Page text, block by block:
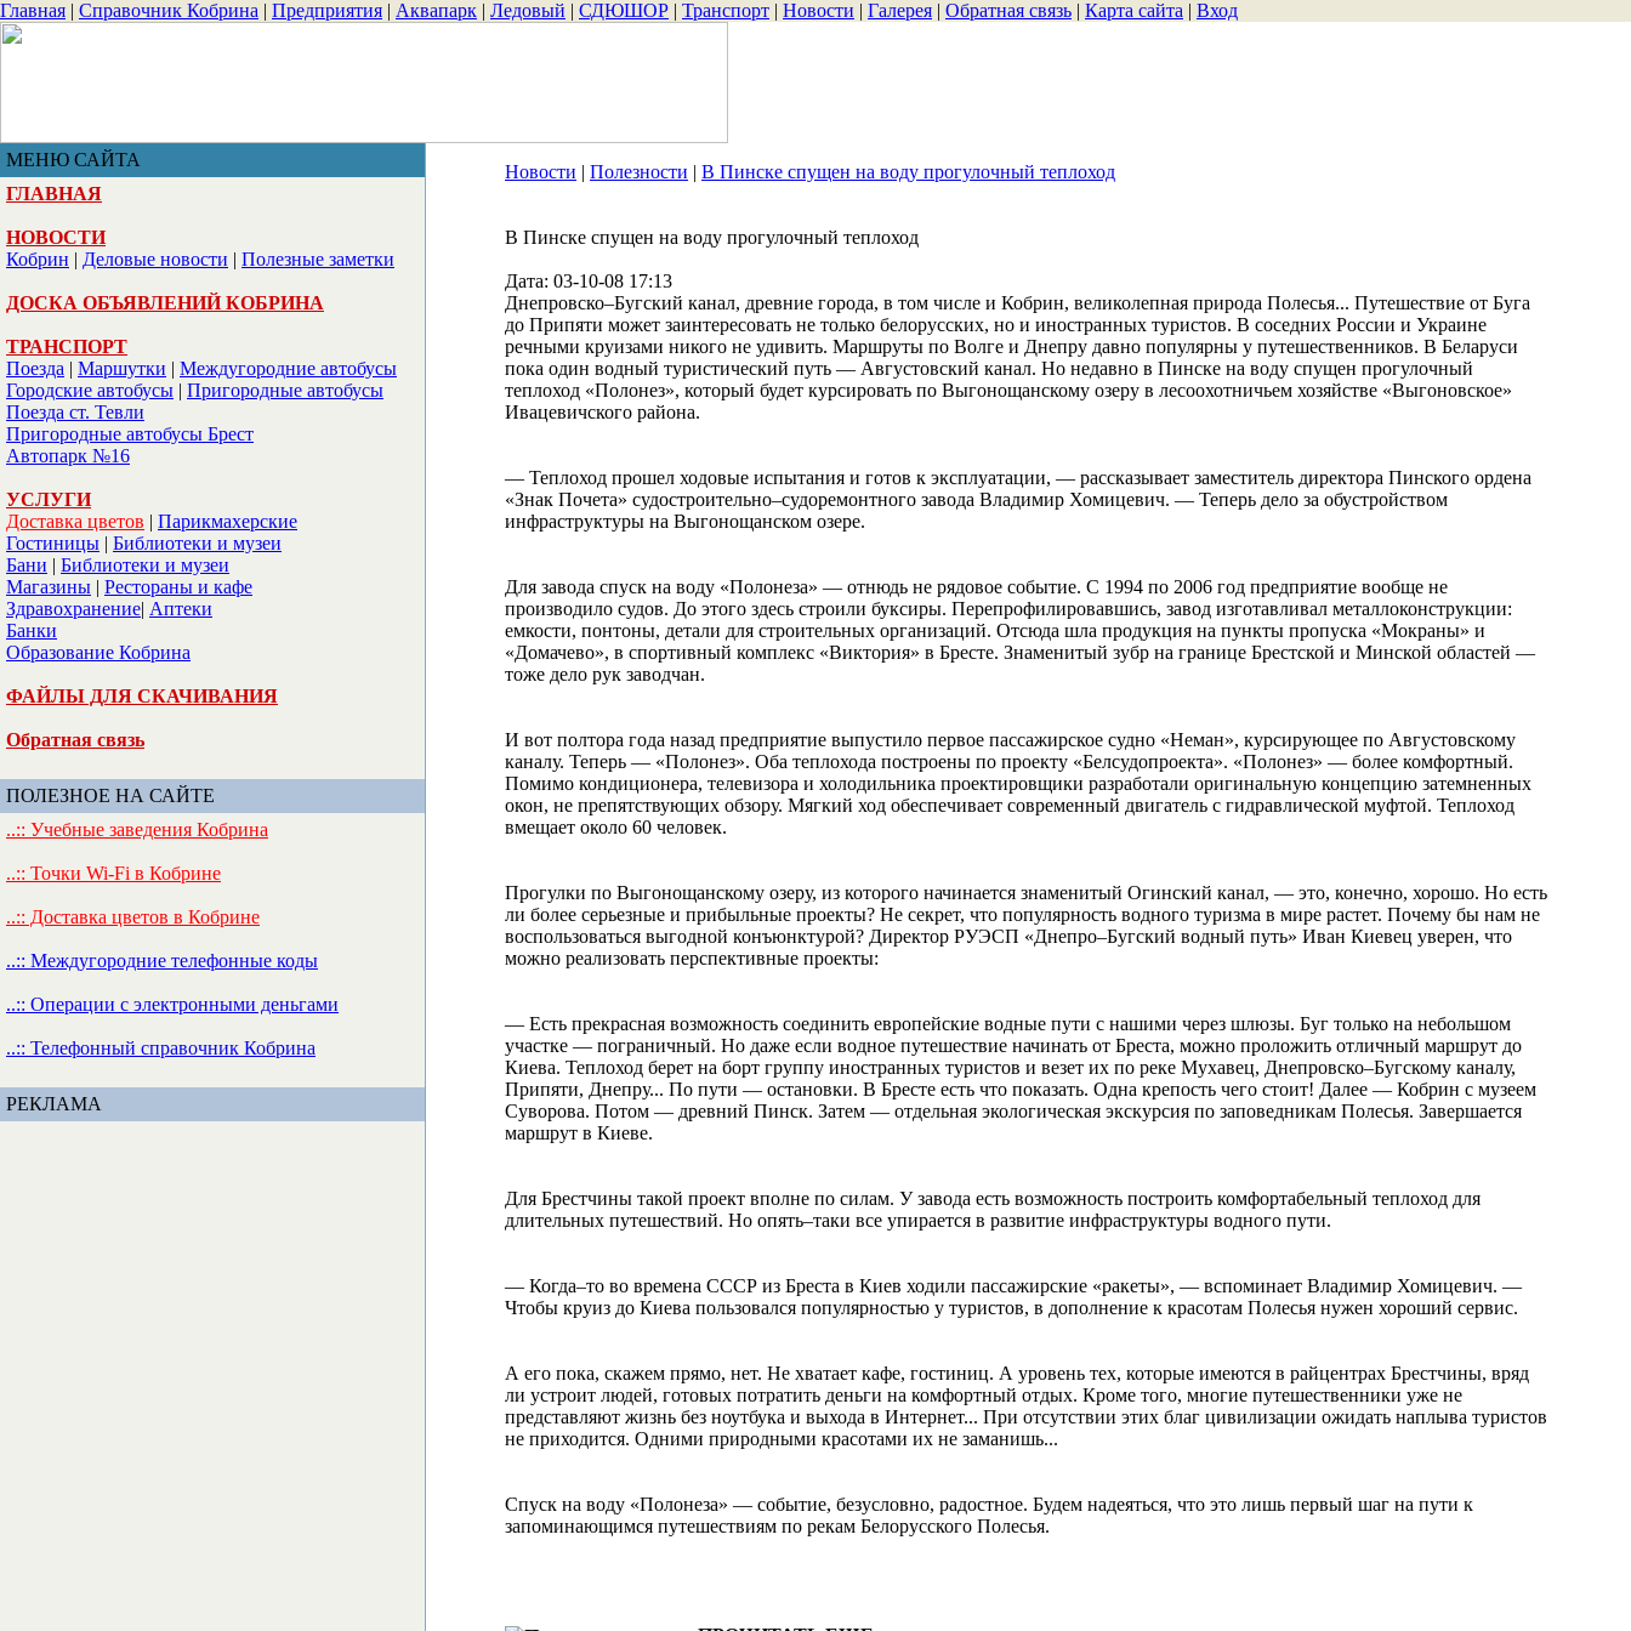
Главная | Справочник Кобрина | Предприятия | Аквапарк | Ледовый | СДЮШОР | Транспорт | Новости | Галерея | Обратная связь | Карта сайта | Вход
МЕНЮ САЙТА
ГЛАВНАЯ
НОВОСТИ
Кобрин | Деловые новости | Полезные заметки
ДОСКА ОБЪЯВЛЕНИЙ КОБРИНА
ТРАНСПОРТ
Поезда | Маршутки | Междугородние автобусы
Городские автобусы | Пригородные автобусы
Поезда ст. Тевли
Пригородные автобусы Брест
Автопарк №16
УСЛУГИ
Доставка цветов | Парикмахерские
Гостиницы | Библиотеки и музеи
Бани | Библиотеки и музеи
Магазины | Рестораны и кафе
Здравохранение| Аптеки
Банки
Образование Кобрина
ФАЙЛЫ ДЛЯ СКАЧИВАНИЯ
Обратная связь
ПОЛЕЗНОЕ НА САЙТЕ
..:: Учебные заведения Кобрина
..:: Точки Wi-Fi в Кобрине
..:: Доставка цветов в Кобрине
..:: Междугородние телефонные коды
..:: Операции с электронными деньгами
..:: Телефонный справочник Кобрина
РЕКЛАМА
Новости | Полезности | В Пинске спущен на воду прогулочный теплоход
В Пинске спущен на воду прогулочный теплоход
Дата: 03-10-08 17:13
Днепровско–Бугский канал, древние города, в том числе и Кобрин, великолепная природа Полесья... Путешествие от Буга
до Припяти может заинтересовать не только белорусских, но и иностранных туристов. В соседних России и Украине
речными круизами никого не удивить. Маршруты по Волге и Днепру давно популярны у путешественников. В Беларуси
пока один водный туристический путь — Августовский канал. Но недавно в Пинске на воду спущен прогулочный
теплоход «Полонез», который будет курсировать по Выгонощанскому озеру в лесоохотничьем хозяйстве «Выгоновское»
Ивацевичского района.
— Теплоход прошел ходовые испытания и готов к эксплуатации, — рассказывает заместитель директора Пинского ордена
«Знак Почета» судостроительно–судоремонтного завода Владимир Хомицевич. — Теперь дело за обустройством
инфраструктуры на Выгонощанском озере.
Для завода спуск на воду «Полонеза» — отнюдь не рядовое событие. С 1994 по 2006 год предприятие вообще не
производило судов. До этого здесь строили буксиры. Перепрофилировавшись, завод изготавливал металлоконструкции:
емкости, понтоны, детали для строительных организаций. Отсюда шла продукция на пункты пропуска «Мокраны» и
«Домачево», в спортивный комплекс «Виктория» в Бресте. Знаменитый зубр на границе Брестской и Минской областей —
тоже дело рук заводчан.
И вот полтора года назад предприятие выпустило первое пассажирское судно «Неман», курсирующее по Августовскому
каналу. Теперь — «Полонез». Оба теплохода построены по проекту «Белсудопроекта». «Полонез» — более комфортный.
Помимо кондиционера, телевизора и холодильника проектировщики разработали оригинальную концепцию затемненных
окон, не препятствующих обзору. Мягкий ход обеспечивает современный двигатель с гидравлической муфтой. Теплоход
вмещает около 60 человек.
Прогулки по Выгонощанскому озеру, из которого начинается знаменитый Огинский канал, — это, конечно, хорошо. Но есть
ли более серьезные и прибыльные проекты? Не секрет, что популярность водного туризма в мире растет. Почему бы нам не
воспользоваться выгодной конъюнктурой? Директор РУЭСП «Днепро–Бугский водный путь» Иван Киевец уверен, что
можно реализовать перспективные проекты:
— Есть прекрасная возможность соединить европейские водные пути с нашими через шлюзы. Буг только на небольшом
участке — пограничный. Но даже если водное путешествие начинать от Бреста, можно проложить отличный маршрут до
Киева. Теплоход берет на борт группу иностранных туристов и везет их по реке Мухавец, Днепровско–Бугскому каналу,
Припяти, Днепру... По пути — остановки. В Бресте есть что показать. Одна крепость чего стоит! Далее — Кобрин с музеем
Суворова. Потом — древний Пинск. Затем — отдельная экологическая экскурсия по заповедникам Полесья. Завершается
маршрут в Киеве.
Для Брестчины такой проект вполне по силам. У завода есть возможность построить комфортабельный теплоход для
длительных путешествий. Но опять–таки все упирается в развитие инфраструктуры водного пути.
— Когда–то во времена СССР из Бреста в Киев ходили пассажирские «ракеты», — вспоминает Владимир Хомицевич. —
Чтобы круиз до Киева пользовался популярностью у туристов, в дополнение к красотам Полесья нужен хороший сервис.
А его пока, скажем прямо, нет. Не хватает кафе, гостиниц. А уровень тех, которые имеются в райцентрах Брестчины, вряд
ли устроит людей, готовых потратить деньги на комфортный отдых. Кроме того, многие путешественники уже не
представляют жизнь без ноутбука и выхода в Интернет... При отсутствии этих благ цивилизации ожидать наплыва туристов
не приходится. Одними природными красотами их не заманишь...
Спуск на воду «Полонеза» — событие, безусловно, радостное. Будем надеяться, что это лишь первый шаг на пути к
запоминающимся путешествиям по рекам Белорусского Полесья.